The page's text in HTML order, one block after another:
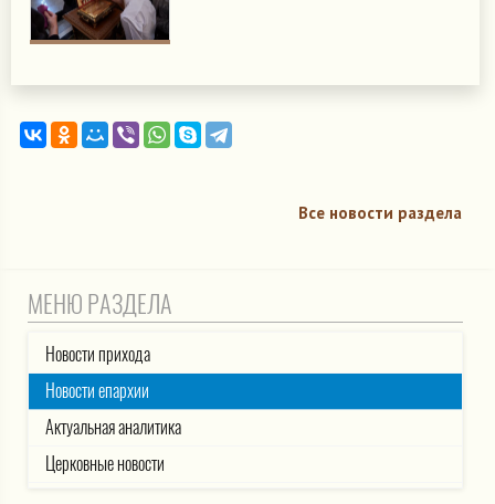
Все новости раздела
МЕНЮ РАЗДЕЛА
Новости прихода
Новости епархии
Актуальная аналитика
Церковные новости